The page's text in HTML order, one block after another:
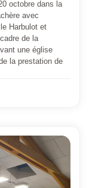
octobre dans la
avec
Harbulot et
de la
une église
la prestation de